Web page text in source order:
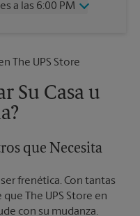
a las 6:00 PM
Su Casa u
que Necesita
frenética. Con tantas
The UPS Store en
con su mudanza.